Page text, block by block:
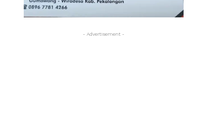
- Advertisement -